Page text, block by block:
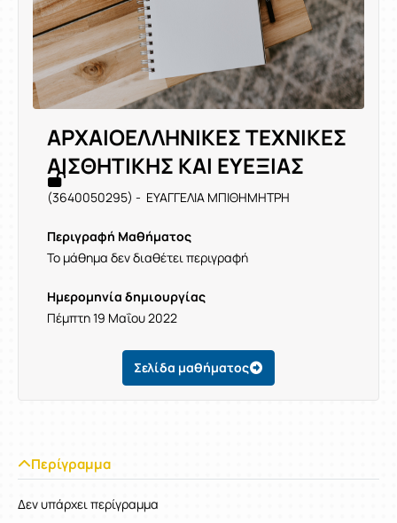
ΑΡΧΑΙΟΕΛΛΗΝΙΚΕΣ ΤΕΧΝΙΚΕΣ
ΑΙΣΘΗΤΙΚΗΣ ΚΑΙ ΕΥΕΞΙΑΣ
(3640050295) - ΕΥΑΓΓΕΛΙΑ ΜΠΙΘΗΜΗΤΡΗ
Περιγραφή Μαθήματος
Το μάθημα δεν διαθέτει περιγραφή
Ημερομηνία δημιουργίας
Πέμπτη 19 Μαΐου 2022
Σελίδα μαθήματος
Περίγραμμα
Δεν υπάρχει περίγραμμα